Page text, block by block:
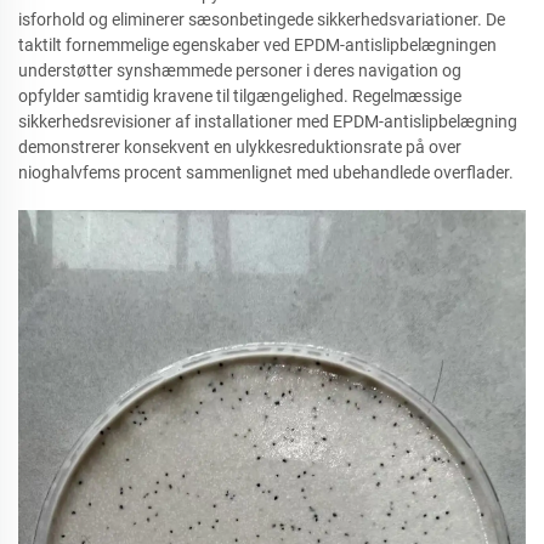
isforhold og eliminerer sæsonbetingede sikkerhedsvariationer. De
taktilt fornemmelige egenskaber ved EPDM-antislipbelægningen
understøtter synshæmmede personer i deres navigation og
opfylder samtidig kravene til tilgængelighed. Regelmæssige
sikkerhedsrevisioner af installationer med EPDM-antislipbelægning
demonstrerer konsekvent en ulykkesreduktionsrate på over
nioghalvfems procent sammenlignet med ubehandlede overflader.